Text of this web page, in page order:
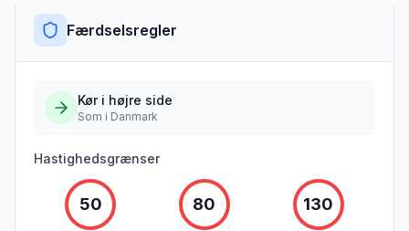
Færdselsregler
Kør i højre side
Som i Danmark
Hastighedsgrænser
50 80 130